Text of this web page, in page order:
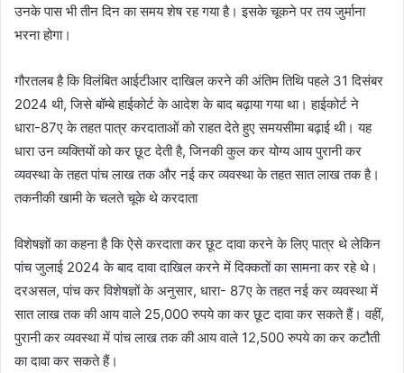
उनके पास भी तीन दिन का समय शेष रह गया है। इसके चूकने पर तय जुर्माना
भरना होगा।
गौरतलब है कि विलंबित आईटीआर दाखिल करने की अंतिम तिथि पहले 31 दिसंबर
2024 थी, जिसे बॉम्बे हाईकोर्ट के आदेश के बाद बढ़ाया गया था। हाईकोर्ट ने
धारा-87ए के तहत पात्र करदाताओं को राहत देते हुए समयसीमा बढ़ाई थी। यह
धारा उन व्यक्तियों को कर छूट देती है, जिनकी कुल कर योग्य आय पुरानी कर
व्यवस्था के तहत पांच लाख तक और नई कर व्यवस्था के तहत सात लाख तक है।
तकनीकी खामी के चलते चूके थे करदाता
विशेषज्ञों का कहना है कि ऐसे करदाता कर छूट दावा करने के लिए पात्र थे लेकिन
पांच जुलाई 2024 के बाद दावा दाखिल करने में दिक्कतों का सामना कर रहे थे।
दरअसल, पांच कर विशेषज्ञों के अनुसार, धारा- 87ए के तहत नई कर व्यवस्था में
सात लाख तक की आय वाले 25,000 रुपये का कर छूट दावा कर सकते हैं। वहीं,
पुरानी कर व्यवस्था में पांच लाख तक की आय वाले 12,500 रुपये का कर कटौती
का दावा कर सकते हैं।